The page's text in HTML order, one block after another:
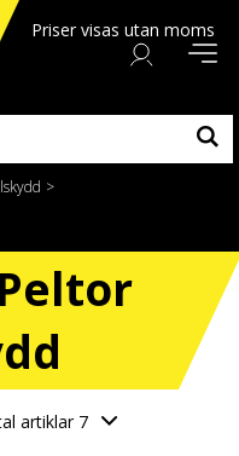
Priser visas utan moms
/
artiklar 7